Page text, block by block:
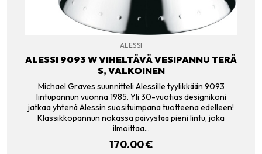
ALESSI
ALESSI 9093 W VIHELTÄVÄ VESIPANNU TERÄ
S, VALKOINEN
Michael Graves suunnitteli Alessille tyylikkään 9093
lintupannun vuonna 1985. Yli 30-vuotias designikoni
jatkaa yhtenä Alessin suosituimpana tuotteena edelleen!
Klassikkopannun nokassa päivystää pieni lintu, joka
ilmoittaa…
170.00€